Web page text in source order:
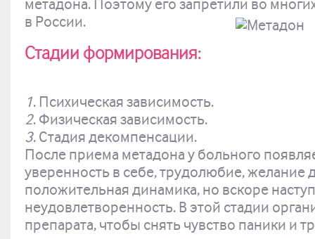
метадона. Поэтому его запретили во
в России.
Стадии формирования:
1. Психическая зависимость.
2. Физическая зависимость.
3. Стадия декомпенсации.
После приема метадона у больного
уверенность в себе, трудолюбие, желание
положительная динамика, но вскоре
неудовлетворенность. В этой стадии
препарата, чтобы снять чувство паники и